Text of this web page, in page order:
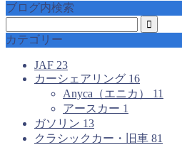
ブログ内検索
カテゴリー
JAF 23
カーシェアリング 16
Anyca（エニカ） 11
アースカー 1
ガソリン 13
クラシックカー・旧車 81